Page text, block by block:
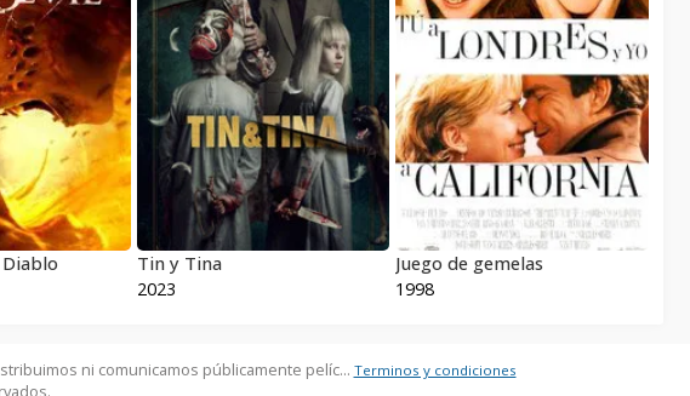
Tin y Tina
2023
Juego de gemelas
1998
ni comunicamos públicamente pelíc... Terminos y condiciones